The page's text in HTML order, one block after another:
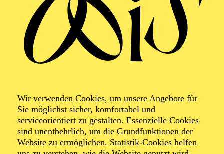
Wir verwenden Cookies, um unsere Angebote für
Sie möglichst sicher, komfortabel und
serviceorientiert zu gestalten. Essenzielle Cookies
sind unentbehrlich, um die Grundfunktionen der
Website zu ermöglichen. Statistik-Cookies helfen
Basel. Zu seinen bemerkenswerten Auftritten zählen
Rollen in Opern wie Il barbiere di Siviglia Carmen
Rigoletto
Mignon La Traviata Das schlaue Füchslein
Le nozze di Figaro, Tosca und Don Pasquale
Sono studierte bei der renommierten Mezzosopranistin
Dr. Hyunjoo Yun und dem Bass Attila Jun an der Seoul
in angesehenen Wettbewerben Preise gewonnen,
darunter den "New Jersey Florham Opera" Wettbewerb,
den "Premiere" Wettbewerb und den "Otto Edelmann"
Wettbewerb.
Er nahm an Meisterklassen mit weltbekannten Sängern